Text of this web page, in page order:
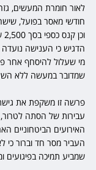
חודשי מאסר בפועל,
הדגיש כי הענישה
מי שעלול להיסחף אחר
שמדובר במעשה ללא
פרשה זו משקפת את
עבירות של הסתה
האירועים הביטחוניים
העביר מסר חד וברור כי
שמביע תמיכה בפיגועים